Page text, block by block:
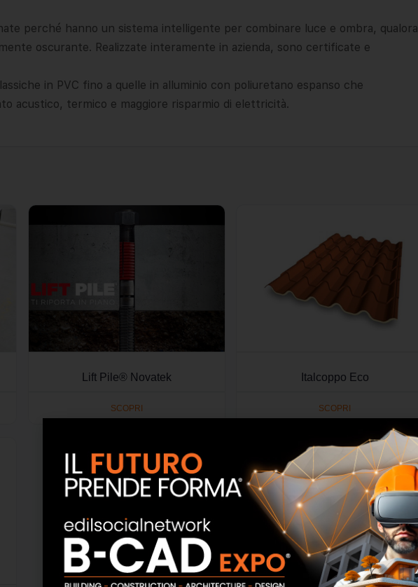
perché hanno un sistema intelligente per combinare luce e ombra, qualora
oscurante. Realizzate interamente in azienda, sono certificate e
in PVC fino a quelle in alluminio con poliuretano espanso che
acustico, termico e maggiore risparmio di elettricità.
Lift Pile® Novatek
SCOPRI
Italcoppo Eco
SCOPRI